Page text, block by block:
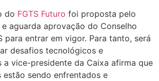
do FGTS Futuro foi proposta pelo
aguarda aprovação do Conselho
para entrar em vigor. Para tanto, será
desafios tecnológicos e
a vice-presidente da Caixa afirma que
estão sendo enfrentados e